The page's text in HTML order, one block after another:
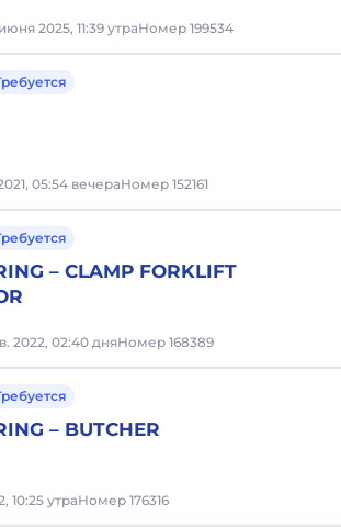
июня 2025, 11:39 утраНомер 199534
05:54 вечераНомер 152161
– CLAMP FORKLIFT
2022, 02:40 дняНомер 168389
– BUTCHER
10:25 утраНомер 176316